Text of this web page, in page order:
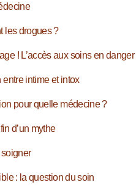
les drogues ?
! L’accès aux soins en danger
entre intime et intox
pour quelle médecine ?
d’un mythe
: la question du soin